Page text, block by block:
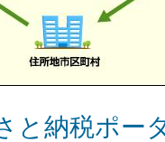
と納税ポー